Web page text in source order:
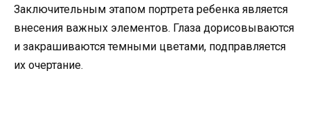
Заключительным этапом портрета ребенка является
внесения важных элементов. Глаза дорисовываются
и закрашиваются темными цветами, подправляется
их очертание.